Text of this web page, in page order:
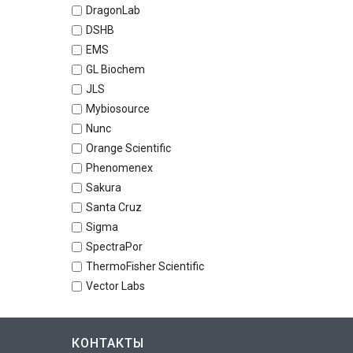
DragonLab
DSHB
EMS
GL Biochem
JLS
Mybiosource
Nunc
Orange Scientific
Phenomenex
Sakura
Santa Cruz
Sigma
SpectraPor
ThermoFisher Scientific
Vector Labs
КОНТАКТЫ